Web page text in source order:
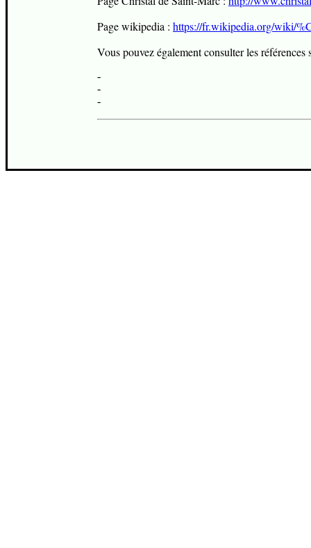
Page wikipedia : https://fr.wikipedia.org/wiki/
Vous pouvez également consulter les références
-
-
-